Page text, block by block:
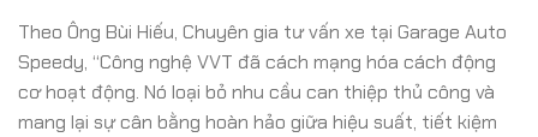
Theo Ông Bùi Hiếu, Chuyên gia tư vấn xe tại Garage Auto
Speedy, “Công nghệ VVT đã cách mạng hóa cách động
cơ hoạt động. Nó loại bỏ nhu cầu can thiệp thủ công và
mang lại sự cân bằng hoàn hảo giữa hiệu suất, tiết kiệm